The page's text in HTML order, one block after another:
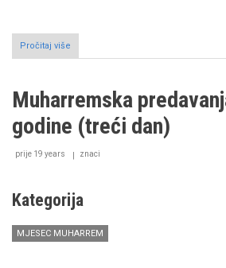
Pročitaj više
Muharremska
godine
dan)
Muharremska
godine (treći dan)
prije 19 years znaci
Kategorija
MJESEC MUHARREM